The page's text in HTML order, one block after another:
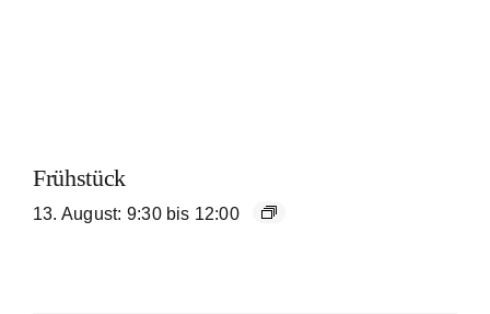
Frühstück
13. August: 9:30 bis 12:00